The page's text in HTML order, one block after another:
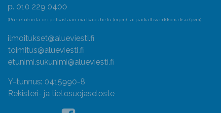
p. 010 229 0400
(Puheluhinta on pelkästään matkapuhelu (mpm) tai paikallisverkkomaksu (pvm)
ilmoitukset@alueviesti.fi
toimitus@alueviesti.fi
etunimi.sukunimi@alueviesti.fi
Y-tunnus: 0415990-8
Rekisteri- ja tietosuojaseloste